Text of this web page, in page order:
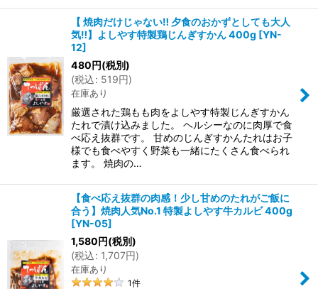
【 焼肉だけじゃない‼ 夕食のおかずとしても大人
気‼】よしやす特製鶏じんぎすかん 400g [YN-
12]
480円(税別)
(税込: 519円)
在庫あり
厳選された鶏もも肉をよしやす特製じんぎすかん
たれで漬け込みました。 ヘルシーなのに肉厚で食
べ応え抜群です。 甘めのじんぎすかんたれはお子
様でも食べやすく野菜も一緒にたくさん食べられ
ます。 焼肉の…
【食べ応え抜群の肉感！少し甘めのたれがご飯に
合う】焼肉人気No.1 特製よしやす牛カルビ 400g
[YN-05]
1,580円(税別)
(税込: 1,707円)
在庫あり
1件